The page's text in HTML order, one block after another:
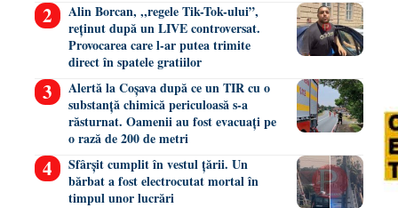
Alin Borcan, ,,regele Tik-Tok-ului”,
reținut după un LIVE controversat.
Provocarea care l-ar putea trimite
direct în spatele gratiilor
Alertă la Coșava după ce un TIR cu o
substanță chimică periculoasă s-a
răsturnat. Oamenii au fost evacuați pe
o rază de 200 de metri
Sfârșit cumplit în vestul țării. Un
bărbat a fost electrocutat mortal în
timpul unor lucrări